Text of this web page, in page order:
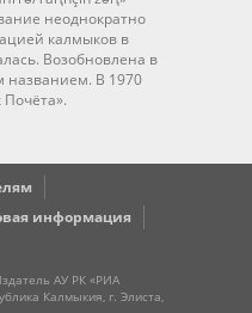
неоднократно
калмыков в
Возобновлена в
названием. В 1970
информация
АУ РК «РИА
Калмыкия, г. Элиста,